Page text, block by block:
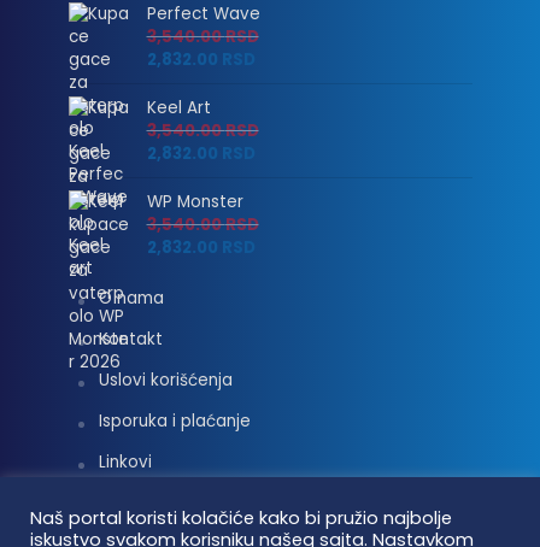
Perfect Wave
3,540.00RSD
2,832.00 RSD
Keel Art
3,540.00RSD
2,832.00 RSD
WP Monster
3,540.00RSD
2,832.00 RSD
O nama
Kontakt
Uslovi korišćenja
Isporuka i plaćanje
Linkovi
Naš portal koristi kolačiće kako bi pružio najbolje
iskustvo svakom korisniku našeg sajta. Nastavkom